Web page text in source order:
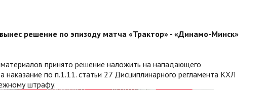
решение по эпизоду матча «Трактор» - «Динамо-Минск»
принято решение наложить на нападающего
по п.1.11. статьи 27 Дисциплинарного регламента КХЛ
штрафу.